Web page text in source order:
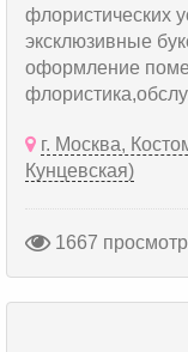
флористических
эксклюзивные
оформление
г. Москва,
Кунцевская)
1667